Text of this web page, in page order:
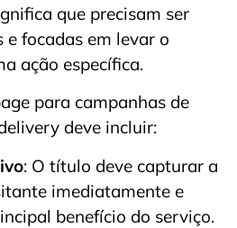
que precisam ser
e focadas em levar o
ação específica.
para campanhas de
deve incluir:
: O título deve capturar a
imediatamente e
benefício do serviço.